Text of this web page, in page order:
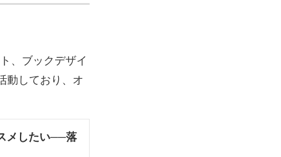
、ブックデザイ
動しており、オ
メしたい──落